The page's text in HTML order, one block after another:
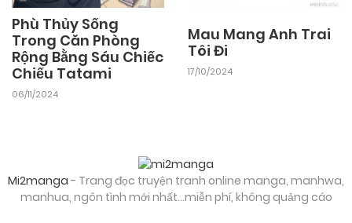
Chapter 24 25/09/2024
25/09/2024
Phù Thủy Sống
Trong Căn Phòng
Rộng Bằng Sáu Chiếc
Chiếu Tatami
06/11/2024
Mau Mang Anh Trai
Tôi Đi
17/10/2024
Mi2manga - Trang đọc truyện tranh online manga, manhwa,
manhua, ngôn tình mới nhất...miễn phí, không quảng cáo